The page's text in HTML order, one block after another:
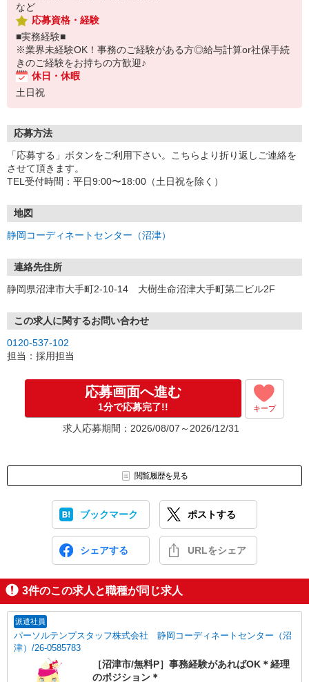
など
応募資格・経験
■実務経験■
※業界未経験OK！事務のご経験がある方◎給与計算or社保手続
きのご経験をお持ちの方歓迎♪
休日・休暇
土日祝
応募方法
「応募する」ボタンをご利用下さい。こちらより折り返しご連絡を
させて頂きます。
TEL受付時間：平日9:00〜18:00（土日祝を除く）
地図
静岡コーディネートセンター（沼津）
連絡先住所
静岡県沼津市大手町2-10-14 大樹生命沼津大手町第二ビル2F
この求人に関するお問い合わせ
0120-537-102
担当：採用担当
応募画面へ進む
1分で応募完了!! キープ
求人応募期間：2026/08/07～2026/12/31
閲覧履歴を見る
ブックマーク ポストする
シェアする URLをシェア
3件のこの求人と職種が同じ求人
派遣社員
パーソルテンプスタッフ株式会社 静岡コーディネートセンター（沼
津）/26-0585783
［沼津市/無料P］事務経験があればOK＊経理
のポジション＊